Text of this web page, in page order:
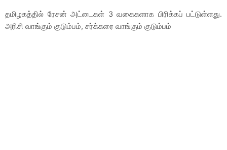
தமிழகத்தில் ரேசன் அட்டைகள் 3 வகைகளாக பிரிக்கப் பட்டுள்ளது.
அரிசி வாங்கும் குடும்பம், சர்க்கரை வாங்கும் குடும்பம்